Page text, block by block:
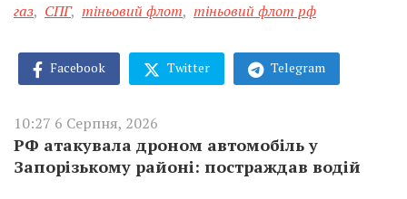
газ, СПГ, тіньовий флот, тіньовий флот рф
Facebook Twitter Telegram
10:27 6 Серпня, 2026
РФ атакувала дроном автомобіль у
Запорізькому районі: постраждав водій